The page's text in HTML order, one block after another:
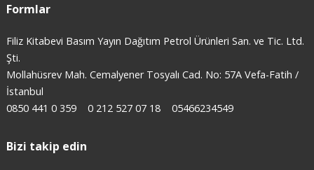
Formlar
Filiz Kitabevi Basım Yayın Dağıtım Petrol Ürünleri San. ve Tic. Ltd.
Şti.
Mollahüsrev Mah. Cemalyener Tosyalı Cad. No: 57A Vefa-Fatih /
İstanbul
0850 441 0 359
0 212 527 07 18 05466234549
Bizi takip edin